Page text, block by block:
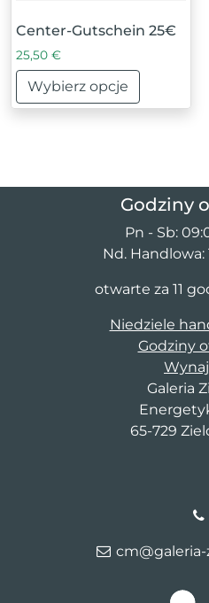
Center-Gutschein 25€
25,50 €
Wybierz opcje
Ten produkt ma wiele
Godziny
Pn - Sb:
Nd. Handlowa:
otwarte za 11
Niedziele
Godziny
Galeria
65-729